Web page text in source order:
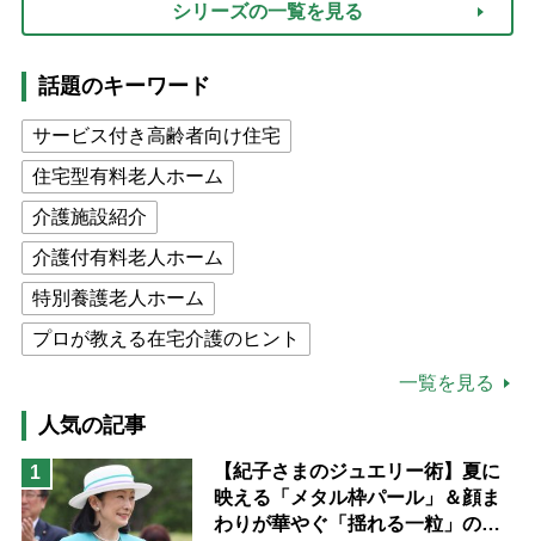
シリーズの一覧を見る
話題のキーワード
サービス付き高齢者向け住宅
住宅型有料老人ホーム
介護施設紹介
介護付有料老人ホーム
特別養護老人ホーム
プロが教える在宅介護のヒント
高木ブー
ケアマネジャー
猫が母になつきません
息子の遠距離介護サバイバル術
一覧を見る
人気の記事
1
【紀子さまのジュエリー術】夏に
映える「メタル枠パール」＆顔ま
わりが華やぐ「揺れる一粒」の使